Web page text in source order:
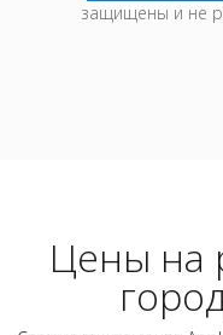
защищены и не
Цены на